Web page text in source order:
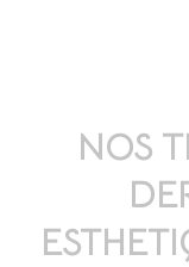
NOS